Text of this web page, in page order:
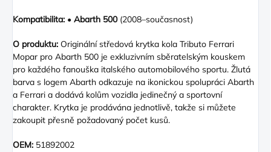
Kompatibilita: • Abarth 500(2008–současnost)
O produktu: Originální středová krytka kola Tributo Ferrari
Mopar pro Abarth 500 je exkluzivním sběratelským kouskem
pro každého fanouška italského automobilového sportu. Žlutá
barva s logem Abarth odkazuje na ikonickou spolupráci Abarth
a Ferrari a dodává kolům vozidla jedinečný a sportovní
charakter. Krytka je prodávána jednotlivě, takže si můžete
zakoupit přesně požadovaný počet kusů.
OEM: 51892002